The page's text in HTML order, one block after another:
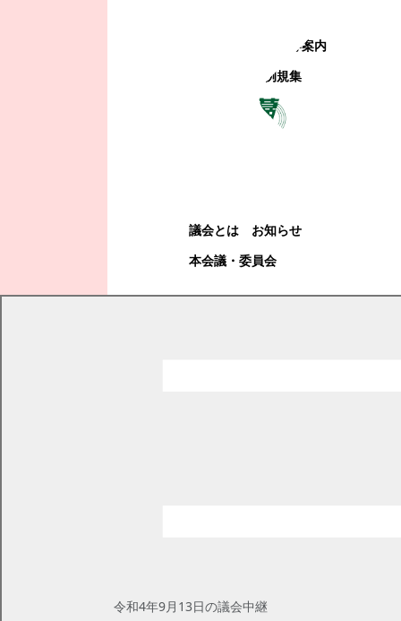
観光地・公共施設等案内
電子掲示場・例規集
議会とは
お知らせ
本会議・委員会
令和4年9月13日の議会中継